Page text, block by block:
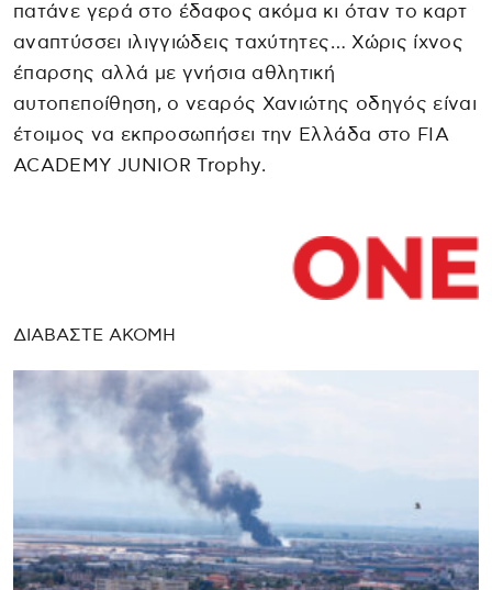
πατάνε γερά στο έδαφος ακόμα κι όταν το καρτ
αναπτύσσει ιλιγγιώδεις ταχύτητες… Χώρις ίχνος
έπαρσης αλλά με γνήσια αθλητική
αυτοπεποίθηση, ο νεαρός Χανιώτης οδηγός είναι
έτοιμος να εκπροσωπήσει την Ελλάδα στο FIA
ACADEMY JUNIOR Trophy.
ΔΙΑΒΑΣΤΕ ΑΚΟΜΗ